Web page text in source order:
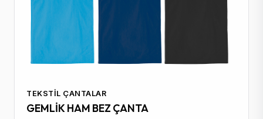
TEKSTIL ÇANTALAR
GEMLİK HAM BEZ ÇANTA